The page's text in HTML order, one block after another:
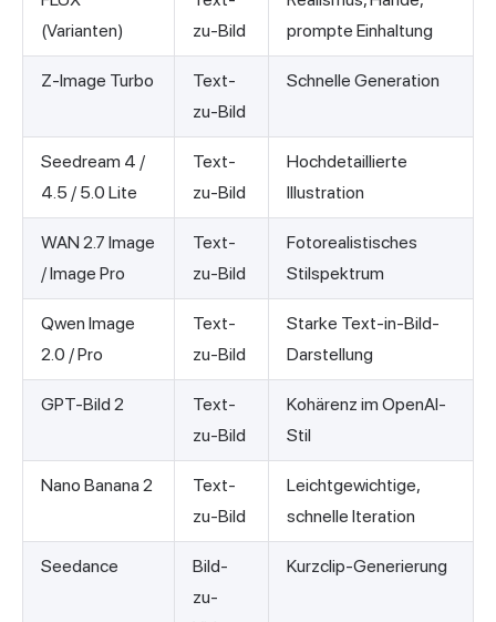
(Varianten)
zu-Bild
prompte Einhaltung
Z-Image Turbo
Text-
zu-Bild
Schnelle Generation
Seedream 4 /
4.5 / 5.0 Lite
Text-
zu-Bild
Hochdetaillierte
Illustration
WAN 2.7 Image
/ Image Pro
Text-
zu-Bild
Fotorealistisches
Stilspektrum
Qwen Image
2.0 / Pro
Text-
zu-Bild
Starke Text-in-Bild-
Darstellung
GPT-Bild 2
Text-
zu-Bild
Kohärenz im OpenAI-
Stil
Nano Banana 2
Text-
zu-Bild
Leichtgewichtige,
schnelle Iteration
Seedance
Bild-
zu-
Kurzclip-Generierung